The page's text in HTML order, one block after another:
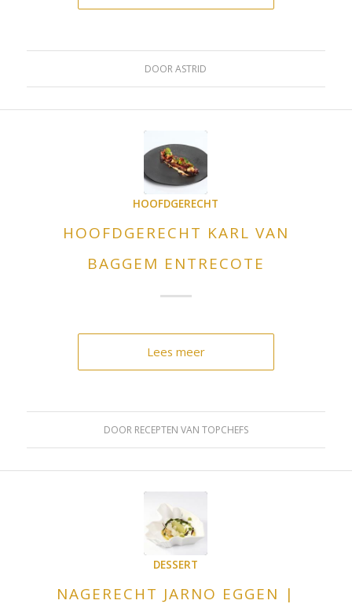
DOORASTRID
HOOFDGERECHT
HOOFDGERECHT KARL VAN
BAGGEM ENTRECOTE
Lees meer
DOOR RECEPTEN VAN TOPCHEFS
DESSERT
NAGERECHT JARNO EGGEN |